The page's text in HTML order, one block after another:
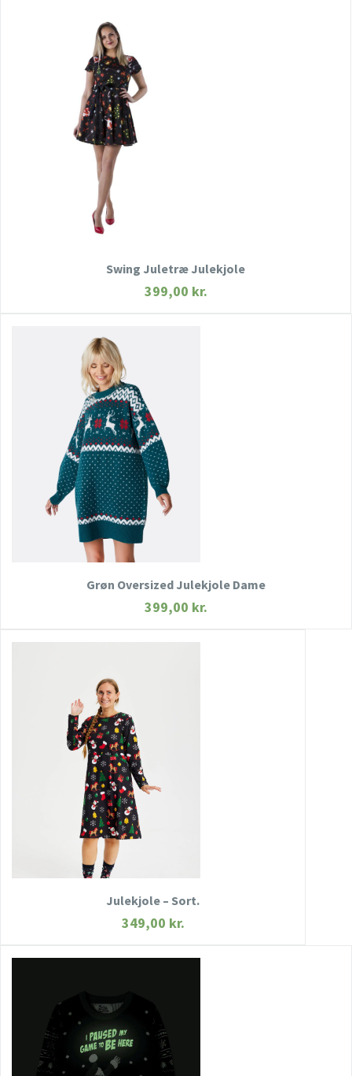
HURTIGT KIG
Swing Juletræ Julekjole
399,00 kr.
HURTIGT KIG
SE MERE
Grøn Oversized Julekjole Dame
399,00 kr.
HURTIGT KIG
SE MERE
Julekjole – Sort.
349,00 kr.
HURTIGT KIG